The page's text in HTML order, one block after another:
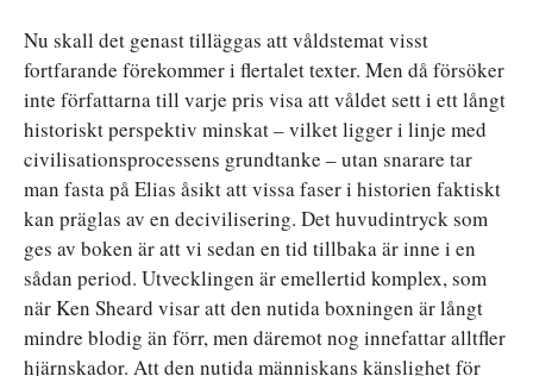
Nu skall det genast tilläggas att våldstemat visst
fortfarande förekommer i flertalet texter. Men då försöker
inte författarna till varje pris visa att våldet sett i ett långt
historiskt perspektiv minskat – vilket ligger i linje med
civilisationsprocessens grundtanke – utan snarare tar
man fasta på Elias åsikt att vissa faser i historien faktiskt
kan präglas av en decivilisering. Det huvudintryck som
ges av boken är att vi sedan en tid tillbaka är inne i en
sådan period. Utvecklingen är emellertid komplex, som
när Ken Sheard visar att den nutida boxningen är långt
mindre blodig än förr, men däremot nog innefattar alltfler
hjärnskador. Att den nutida människans känslighet för